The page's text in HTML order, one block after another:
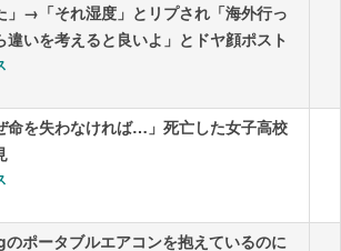
」→「それ湿度」とリプされ「海外行っ
いを考えると良いよ」とドヤ顔ポスト
命を失わなければ…」死亡した女子高校
のポータブルエアコンを抱えているのに